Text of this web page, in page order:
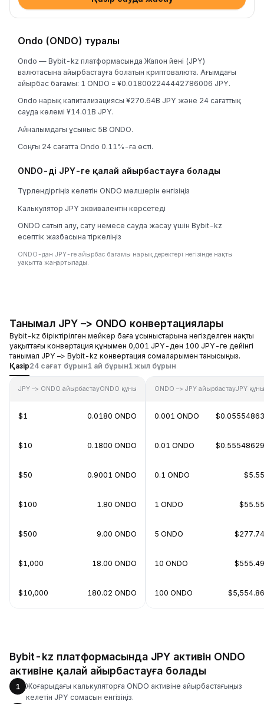
Ondo (ONDO) туралы
Ondo — Bybit-kz платформасында Жапон йені (JPY)
валютасына айырбастауға болатын криптовалюта. Ағымдағы
айырбас бағамы: 1 ONDO = ¥0.018002244442786006 JPY.
Ondo нарық капитализациясы ¥270.64B JPY және 24 сағаттық
сауда көлемі ¥14.01B JPY.
Айналымдағы ұсыныс 5B ONDO.
Соңғы 24 сағатта Ondo 0.11%-ға өсті.
ONDO-ді JPY-ге қалай айырбастауға болады
Түрлендіргіңіз келетін ONDO мөлшерін енгізіңіз
Калькулятор JPY эквивалентін көрсетеді
ONDO сатып алу, сату немесе сауда жасау үшін Bybit-kz
есептік жазбасына тіркеліңіз
ONDO-дан JPY-ге айырбас бағамы нарық деректері негізінде нақты
уақытта жаңартылады.
Танымал JPY –> ONDO конвертациялары
Bybit-kz біріктірілген мейкер баға ұсыныстарына негізделген нақты
уақыттағы конвертация құнымен 0,001 JPY-ден 100 JPY-ге дейінгі
танымал JPY –> Bybit-kz конвертация сомаларымен танысыңыз.
Қазір24 сағат бұрын1 ай бұрын1 жыл бұрын
JPY –> ONDO айырбастауONDO құны
$1 0.0180 ONDO
$10 0.1800 ONDO
$50 0.9001 ONDO
$100 1.80 ONDO
$500 9.00 ONDO
$1,000 18.00 ONDO
$10,000 180.02 ONDO
ONDO –> JPY айырбастауJPY құны
0.001 ONDO $0.05554863
0.01 ONDO $0.55548629
0.1 ONDO $5.55
1 ONDO $55.55
5 ONDO $277.74
10 ONDO $555.49
100 ONDO $5,554.86
Bybit-kz платформасында JPY активін ONDO
активіне қалай айырбастауға болады
1
Жоғарыдағы калькуляторға ONDO активіне айырбастағыңыз
келетін JPY сомасын енгізіңіз.